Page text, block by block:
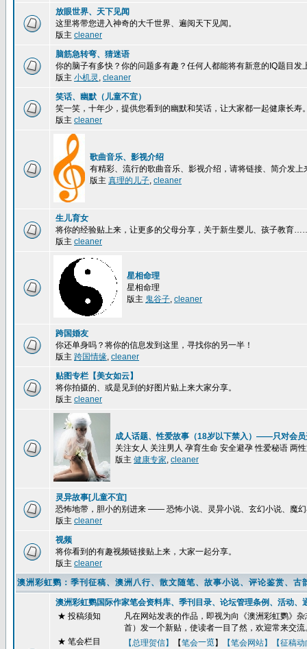
放眼世界、天下见闻
这里将带您进入神奇的大千世界、遍阅天下见闻。
版主 cleaner
脑筋急转弯、猜迷语
你的脑子有多快？你的问题多有趣？任何人都能将有新意的IQ题目发
版主 小机灵 , cleaner
笑话、幽默（儿童不宜）
笑一笑，十年少，提供您看到的幽默和笑话，让大家都一起健康长寿
版主 cleaner
歌曲音乐、影视介绍
有精彩、流行的歌曲音乐、影视介绍，请将链接、简介发上
版主 真理的儿子, cleaner
生儿育女
将你的经验贴上来，让更多的父母分享，关于新生婴儿、孩子教育
版主 cleaner
星相命理
星相命理
版主 鬼谷子, cleaner
跨国婚友
你还单身吗？将你的信息发到这里，寻找你的另一半！
版主 跨国情缘, cleaner
贴图专栏【美女如云】
将你拍摄的、或是见到的好图片贴上来大家分享。
版主 cleaner
成人话题、性爱故事（18岁以下禁入）——只对会员
关注女人 关注男人 孕育生命 安全避孕 性爱秘语 两
版主 健康专家, cleaner
灵异故事[儿童不宜]
恐怖地带，胆小的别进来 —— 恐怖小说、灵异小说、玄幻小说、魔
版主 cleaner
视频
将你看到的有趣视频链接贴上来，大家一起分享。
版主 cleaner
澳洲彩虹鹦：季刊征稿、澳洲八行、散文随笔、故事小说、评论鉴赏、
澳洲彩虹鹦国际作家笔会资料库、季刊目录、论坛管理条例、活动
★ 投稿须知
凡在网站发表的作品，即视为向《澳洲彩虹鹦》
首）发一个新贴，使读者一目了然，欢迎常来交
★ 笔会栏目
【总理贺信】 【笔会一览】 【笔会网站】
【征稿